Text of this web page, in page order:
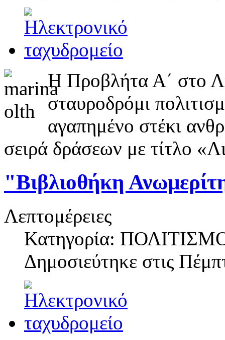
Η Προβλήτα Α΄ στο
σταυροδρόμι
αγαπημένο στέκι
σειρά δράσεων με τίτλο
"Βιβλιοθήκη
Λεπτομέρειες
Κατηγορία:
Δημοσιεύτηκε στις